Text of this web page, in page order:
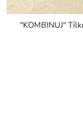
"KOMBINUJ"